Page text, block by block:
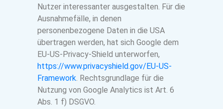
Nutzer interessanter ausgestalten. Für die
Ausnahmefälle, in denen
personenbezogene Daten in die USA
übertragen werden, hat sich Google dem
EU-US-Privacy-Shield unterworfen,
https://www.privacyshield.gov/EU-US-
Framework. Rechtsgrundlage für die
Nutzung von Google Analytics ist Art. 6
Abs. 1 f) DSGVO.